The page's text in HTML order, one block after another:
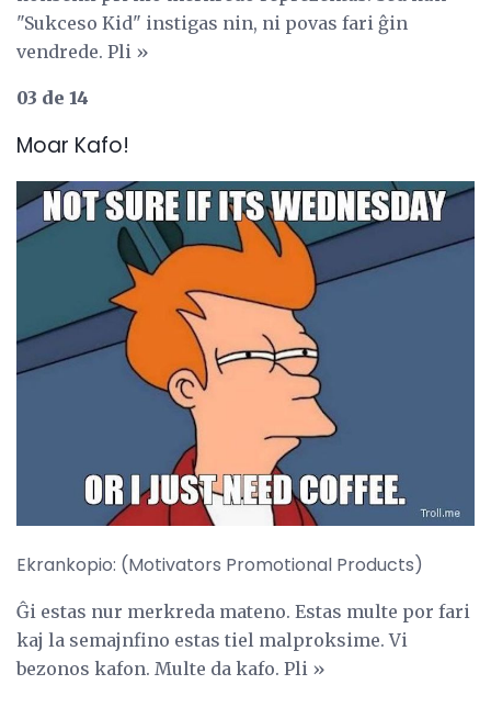
"Sukceso Kid" instigas nin, ni povas fari ĝin
vendrede. Pli »
03 de 14
Moar Kafo!
Ekrankopio: (Motivators Promotional Products)
Ĝi estas nur merkreda mateno. Estas multe por fari
kaj la semajnfino estas tiel malproksime. Vi
bezonos kafon. Multe da kafo. Pli »